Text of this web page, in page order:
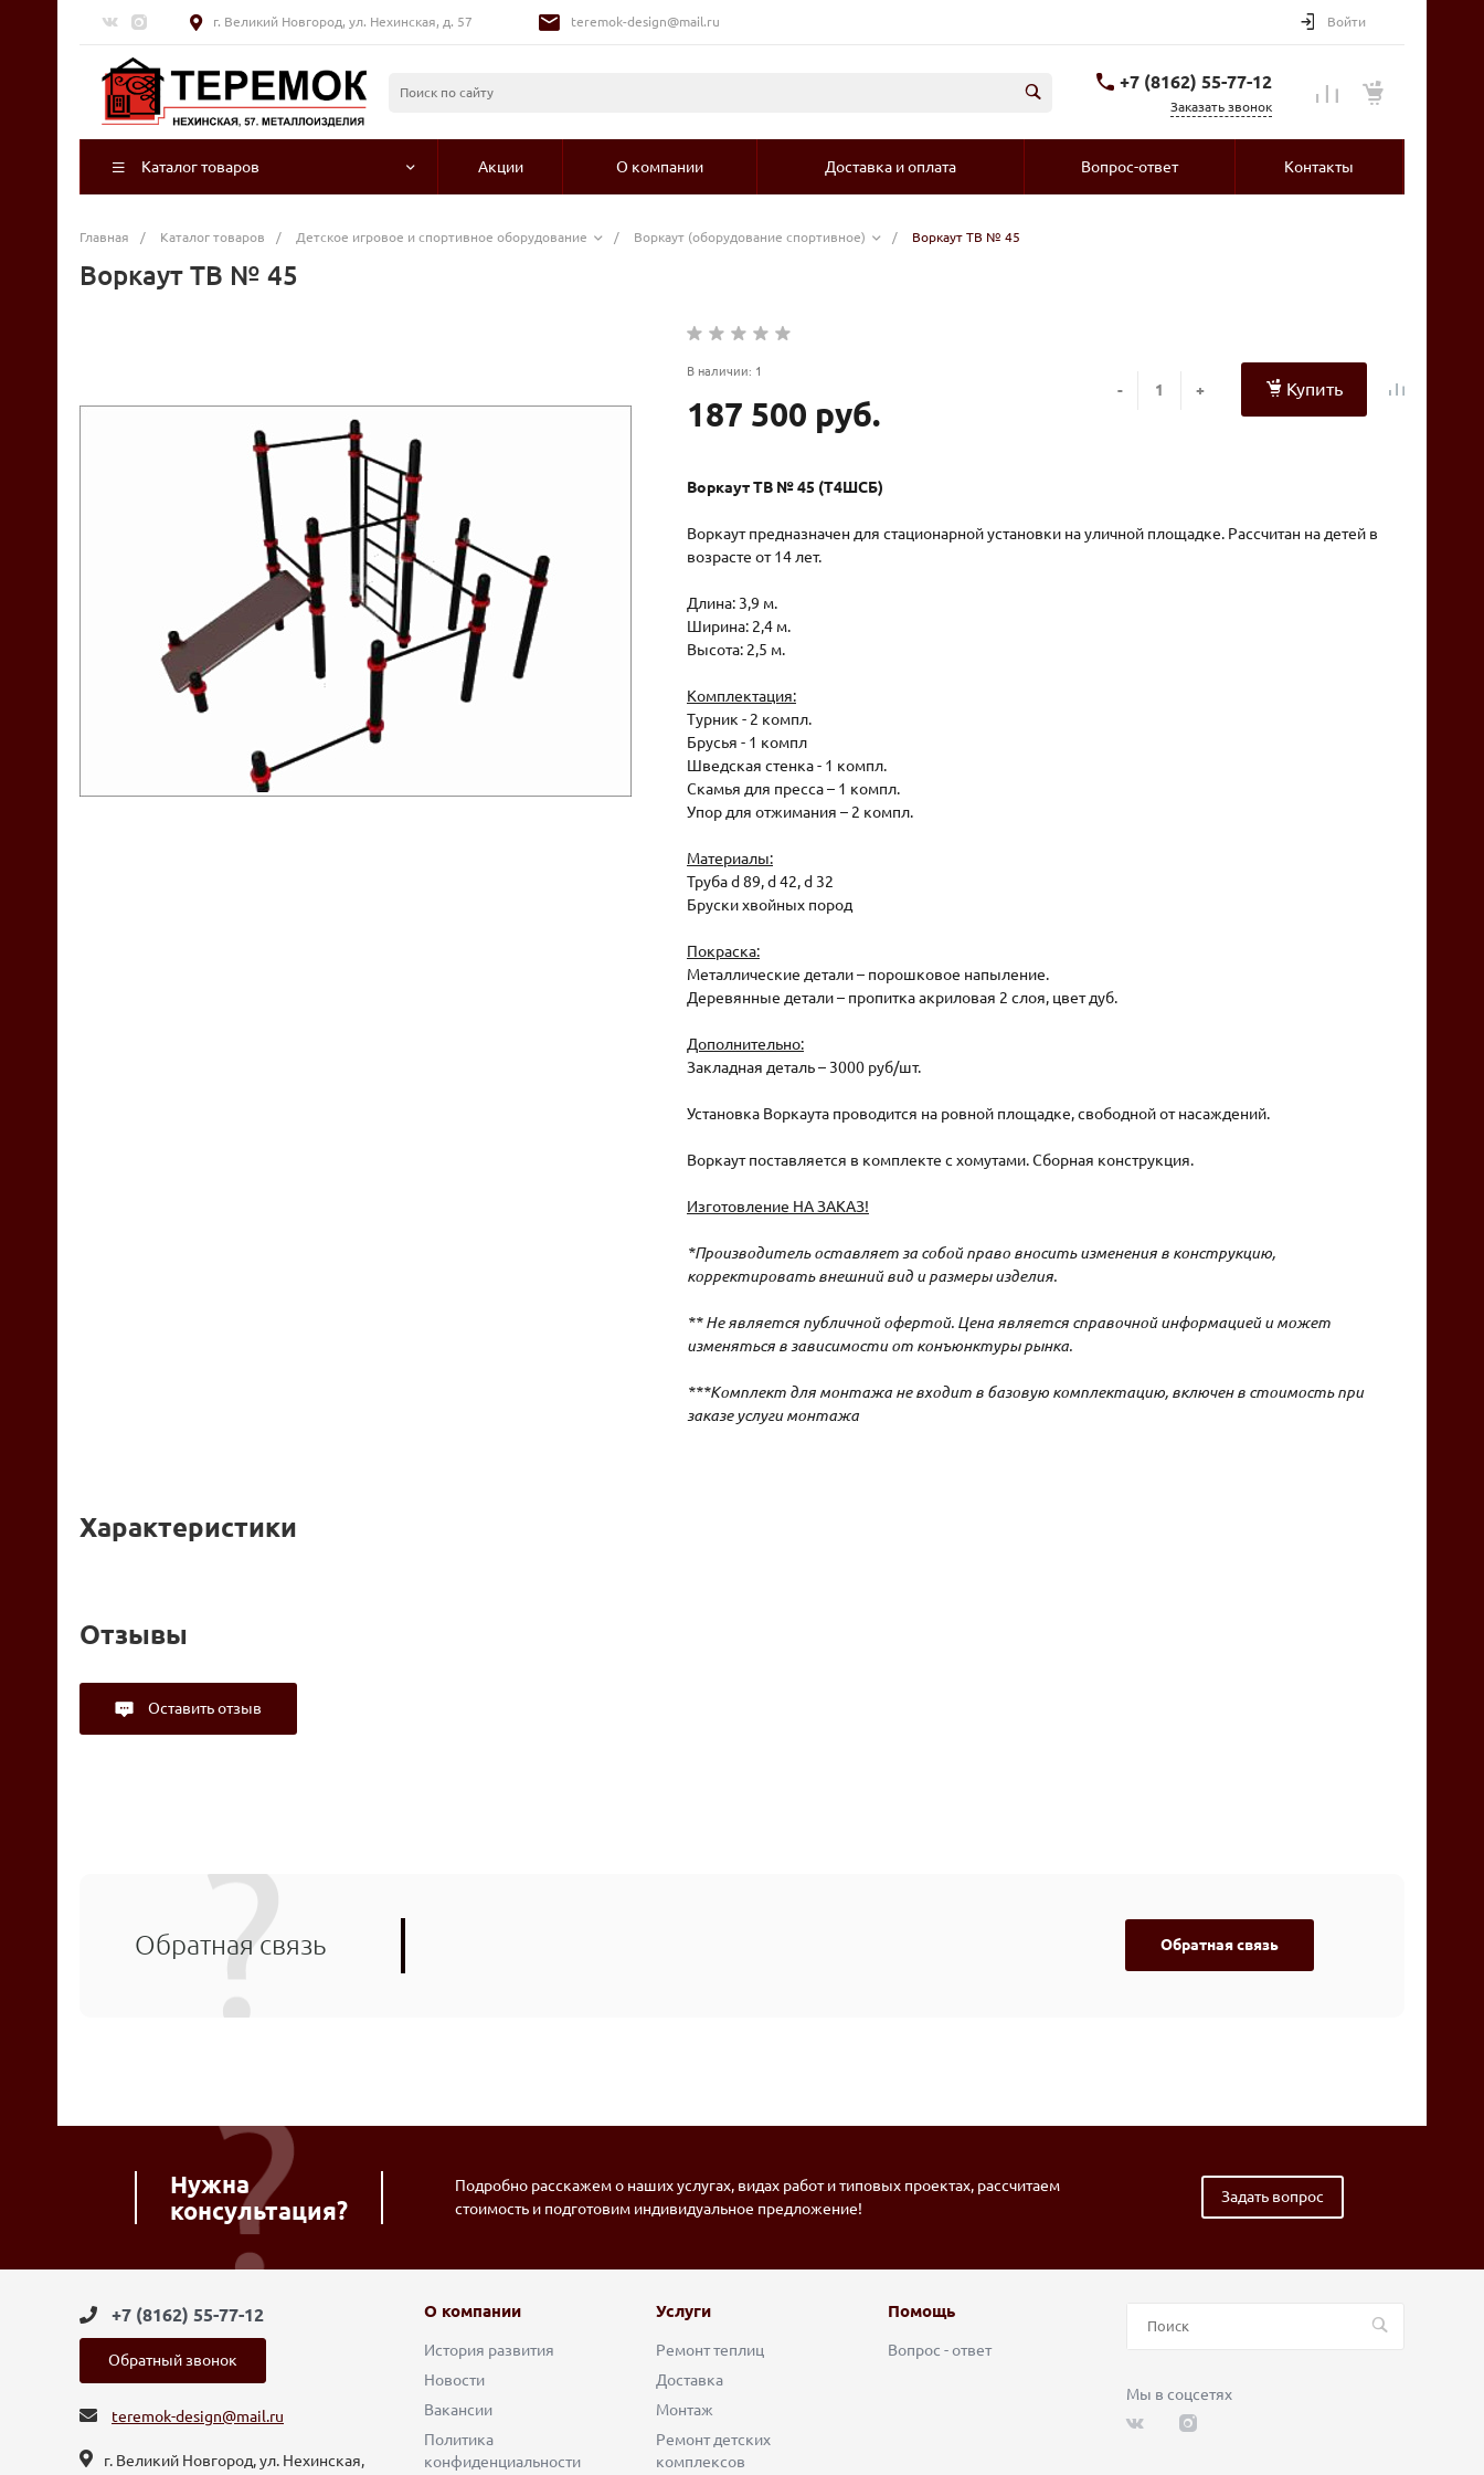
г. Великий Новгород, ул. Нехинская, д. 57 teremok-design@mail.ru Войти
+7 (8162) 55-77-12
Заказать звонок
Каталог товаров Акции О компании Доставка и оплата Вопрос-ответ Контакты
Главная / Каталог товаров / Детское игровое и спортивное оборудование / Воркаут (оборудование спортивное) / Воркаут ТВ № 45
Воркаут ТВ № 45
В наличии: 1
187 500 руб.
- + Купить
Воркаут ТВ № 45 (Т4ШСБ)
Воркаут предназначен для стационарной установки на уличной площадке. Рассчитан на детей в
возрасте от 14 лет.
Длина: 3,9 м.
Ширина: 2,4 м.
Высота: 2,5 м.
Комплектация:
Турник - 2 компл.
Брусья - 1 компл
Шведская стенка - 1 компл.
Скамья для пресса – 1 компл.
Упор для отжимания – 2 компл.
Материалы:
Труба d 89, d 42, d 32
Бруски хвойных пород
Покраска:
Металлические детали – порошковое напыление.
Деревянные детали – пропитка акриловая 2 слоя, цвет дуб.
Дополнительно:
Закладная деталь – 3000 руб/шт.
Установка Воркаута проводится на ровной площадке, свободной от насаждений.
Воркаут поставляется в комплекте с хомутами. Сборная конструкция.
Изготовление НА ЗАКАЗ!
*Производитель оставляет за собой право вносить изменения в конструкцию,
корректировать внешний вид и размеры изделия.
** Не является публичной офертой. Цена является справочной информацией и может
изменяться в зависимости от конъюнктуры рынка.
***Комплект для монтажа не входит в базовую комплектацию, включен в стоимость при
заказе услуги монтажа
Характеристики
Отзывы
Оставить отзыв
Обратная связь Обратная связь
Нужна
консультация?
Подробно расскажем о наших услугах, видах работ и типовых проектах, рассчитаем
стоимость и подготовим индивидуальное предложение!
Задать вопрос
+7 (8162) 55-77-12
Обратный звонок
teremok-design@mail.ru
г. Великий Новгород, ул. Нехинская,
О компании
История развития
Новости
Вакансии
Политика
конфиденциальности
Услуги
Ремонт теплиц
Доставка
Монтаж
Ремонт детских
комплексов
Помощь
Вопрос - ответ
Мы в соцсетях